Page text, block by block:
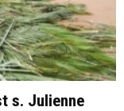
s. Julienne